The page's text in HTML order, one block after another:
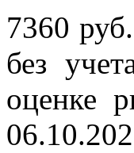
7360
без
оценке